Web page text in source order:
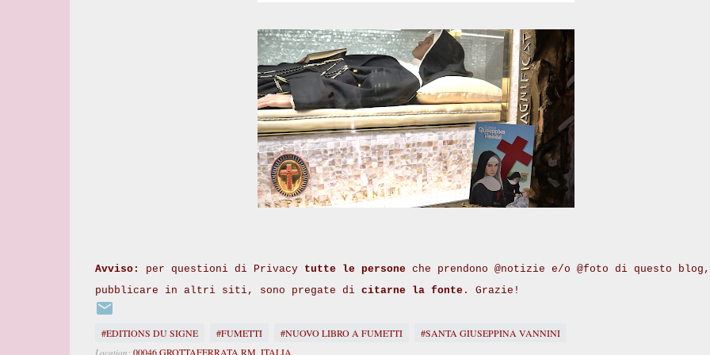
Avviso: per questioni di Privacy tutte le personeche prendono @notizie e/o @foto di questo
pubblicare in altri siti, sono pregate di citarne la fonte. Grazie!
#EDITIONS DU SIGNE #FUMETTI #NUOVO LIBRO A FUMETTI #SANTA GIUSEPPINA VANNINI
Location: 00046 GROTTAFERRATA RM, ITALIA